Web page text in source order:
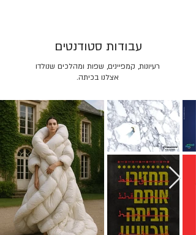
רעיונות, קמפיינים, שפות ומהלכים שנולדו
אצלנו בכיתה.
עבודות סטודנטים